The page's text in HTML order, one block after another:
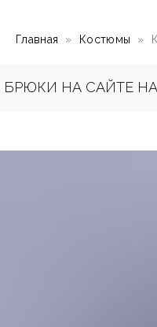
Главная Костюмы
НА САЙТЕ